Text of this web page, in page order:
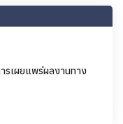
รเผยแพร่ผลงานทาง